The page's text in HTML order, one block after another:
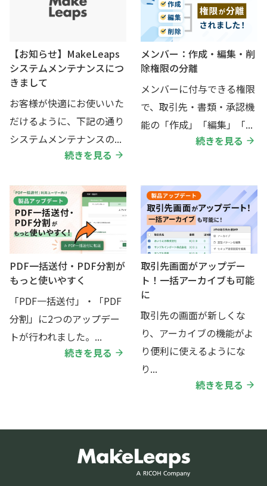
【お知らせ】MakeLeaps
システムメンテナンスにつ
きまして
お客様が快適にお使いいた
だけるように、下記の通り
システムメンテナンスの...
続きを見る
メンバー：作成・編集・削
除権限の分離
メンバーに付与できる権限
で、取引先・書類・承認機
能の「作成」「編集」「...
続きを見る
PDF一括送付・PDF分割が
もっと使いやすく
「PDF一括送付」・「PDF
分割」に2つのアップデー
トが行われました。...
続きを見る
取引先画面がアップデー
ト！一括アーカイブも可能
に
取引先の画面が新しくな
り、アーカイブの機能がよ
り便利に使えるようにな
り...
続きを見る